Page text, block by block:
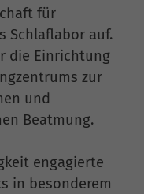
für
Schlaflabor auf.
die Einrichtung
zur
und
Beatmung.
engagierte
in besonderem